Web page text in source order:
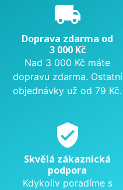
local_shipping
Doprava zdarma od
3 000 Kč
Nad 3 000 Kč máte
dopravu zdarma. Ostatní
objednávky už od 79 Kč.
verified_user
Skvělá zákaznická
podpora
Kdykoliv poradíme s